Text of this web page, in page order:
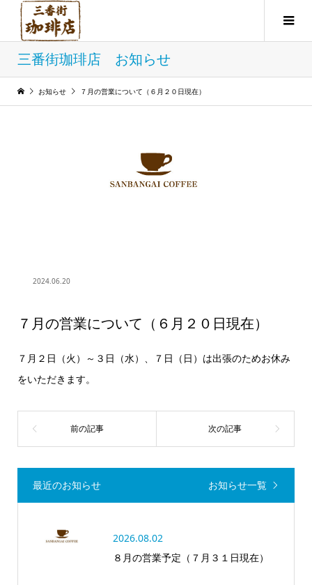
三番街珈琲店 お知らせ
お知らせ ７月の営業について（６月２０日現在）
2024.06.20
７月の営業について（６月２０日現在）
７月２日（火）～３日（水）、７日（日）は出張のためお休み
をいただきます。
最近のお知らせ お知らせ一覧
2026.08.02
８月の営業予定（７月３１日現在）